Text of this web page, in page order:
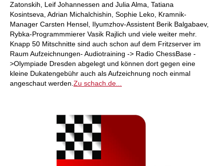
Zatonskih, Leif Johannessen and Julia Alma, Tatiana
Kosintseva, Adrian Michalchishin, Sophie Leko, Kramnik-
Manager Carsten Hensel, Ilyumzhov-Assistent Berik Balgabaev,
Rybka-Programmmierer Vasik Rajlich und viele weiter mehr.
Knapp 50 Mitschnitte sind auch schon auf dem Fritzserver im
Raum Aufzeichnungen- Audiotraining -> Radio ChessBase -
>Olympiade Dresden abgelegt und können dort gegen eine
kleine Dukatengebühr auch als Aufzeichnung noch einmal
angeschaut werden. Zu schach.de...